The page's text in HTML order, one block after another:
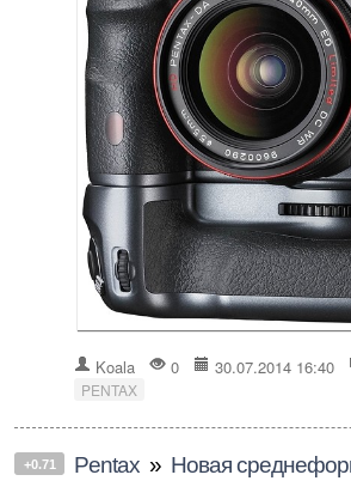
Koala 0 30.07.2014 16:40
PENTAX
+0.71 Pentax » Новая